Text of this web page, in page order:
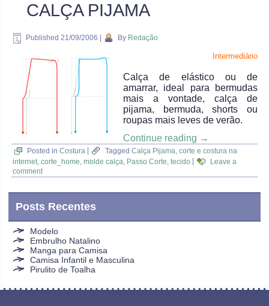
CALÇA PIJAMA
Published 21/09/2006 By Redação
Intermediário
Calça de elástico ou de
amarrar, ideal para bermudas
mais a vontade, calça de
pijama, bermuda, shorts ou
roupas mais leves de verão.
Continue reading →
Posted in Costura Tagged Calça Pijama ,corte e costura na
internet ,corte_home ,molde calça Passo Corte ,tecido
Leave a
comment
Posts Recentes
Modelo
Embrulho Natalino
Manga para Camisa
Camisa Infantil e Masculina
Pirulito de Toalha